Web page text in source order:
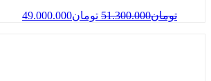
تومان51.300.000 تومان49.000.000